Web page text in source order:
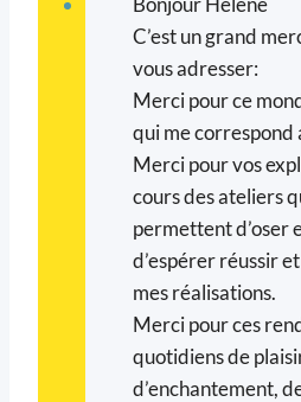
C’est un grand
vous adresser:
Merci pour ce
qui me correspond
Merci pour vos
cours des ateliers
permettent d’oser
d’espérer réussir
mes réalisations.
Merci pour ces
quotidiens de
d’enchantement,